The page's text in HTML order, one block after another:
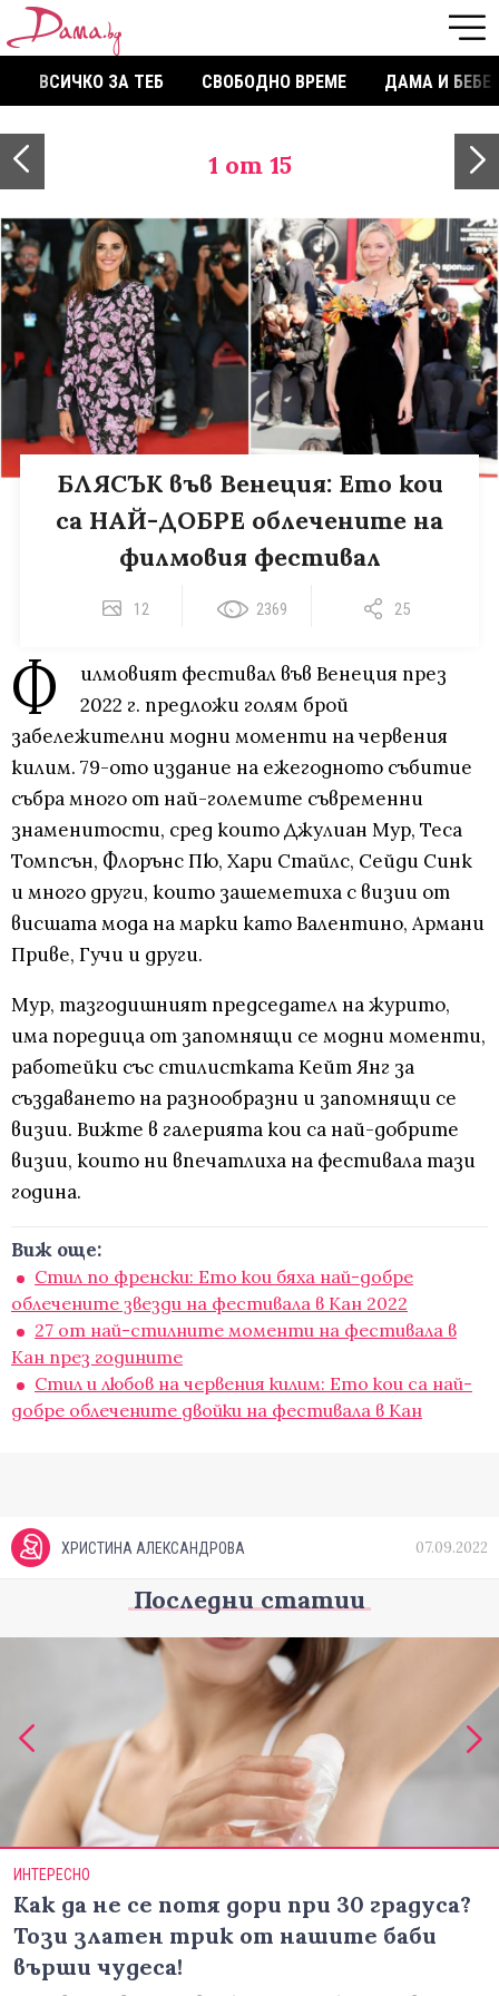
ВСИЧКО ЗА ТЕБ СВОБОДНО ВРЕМЕ ДАМА И БЕБЕ
1 от 15
БЛЯСЪК във Венеция: Ето кои
са НАЙ-ДОБРЕ облечените на
филмовия фестивал
12 2369 25
Ф
илмовият фестивал във Венеция през
2022 г. предложи голям брой
забележителни модни моменти на червения
килим. 79-ото издание на ежегодното събитие
събра много от най-големите съвременни
знаменитости, сред които Джулиан Мур, Теса
Томпсън, Флорънс Пю, Хари Стайлс, Сейди Синк
и много други, които зашеметиха с визии от
висшата мода на марки като Валентино, Армани
Приве, Гучи и други.
Мур, тазгодишният председател на журито,
има поредица от запомнящи се модни моменти,
работейки със стилистката Кейт Янг за
създаването на разнообразни и запомнящи се
визии. Вижте в галерията кои са най-добрите
визии, които ни впечатлиха на фестивала тази
година.
Виж още:
Стил по френски: Ето кои бяха най-добре
облечените звезди на фестивала в Кан 2022
27 от най-стилните моменти на фестивала в
Кан през годините
Стил и любов на червения килим: Ето кои са най-
добре облечените двойки на фестивала в Кан
ХРИСТИНА АЛЕКСАНДРОВА 07.09.2022
Последни статии
ИНТЕРЕСНО
Как да не се потя дори при 30 градуса?
Този златен трик от нашите баби
върши чудеса!